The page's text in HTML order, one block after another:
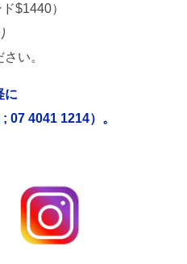
$1440）
い。
に
07 4041 1214）。